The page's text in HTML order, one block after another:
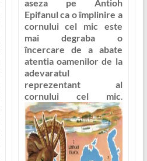
aseza pe Antioh
Epifanul ca o împlinire a
cornului cel mic este
mai degraba o
încercare de a abate
atentia oamenilor de la
adevaratul
reprezentant al
cornului cel mic.